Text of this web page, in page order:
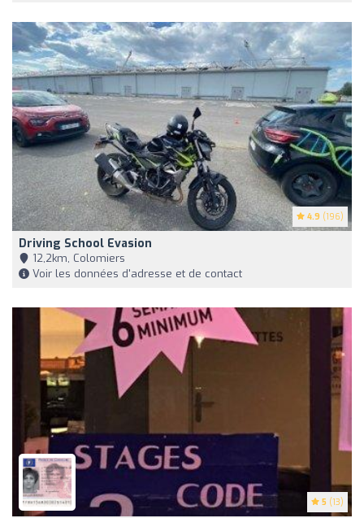
4.9 (196)
Driving School Evasion
12,2km, Colomiers
Voir les données d'adresse et de contact
5 (13)